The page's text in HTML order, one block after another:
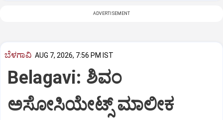
ADVERTISEMENT
ಬೆಳಗಾವಿ AUG 7, 2026, 7:56 PM IST
Belagavi: ಶಿವಂ
ಅಸೋಸಿಯೇಟ್ಸ್ ಮಾಲೀಕ